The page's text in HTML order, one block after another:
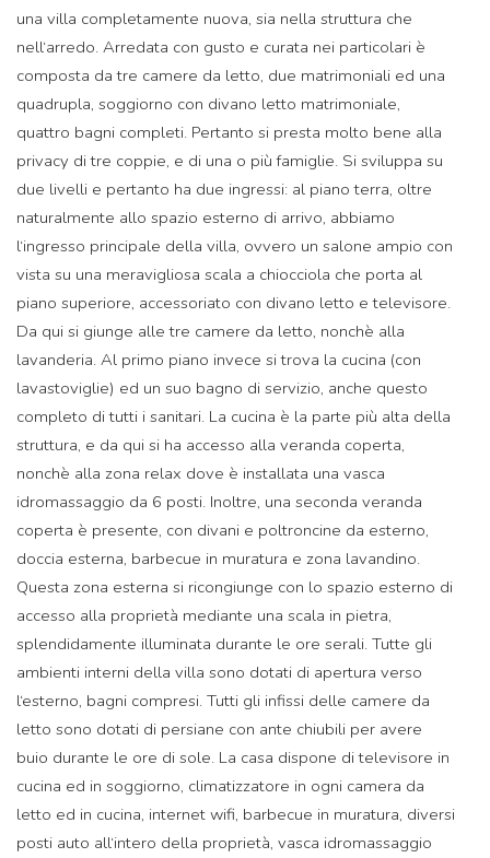
una villa completamente nuova, sia nella struttura che
nell‘arredo. Arredata con gusto e curata nei particolari è
composta da tre camere da letto, due matrimoniali ed una
quadrupla, soggiorno con divano letto matrimoniale,
quattro bagni completi. Pertanto si presta molto bene alla
privacy di tre coppie, e di una o più famiglie. Si sviluppa su
due livelli e pertanto ha due ingressi: al piano terra, oltre
naturalmente allo spazio esterno di arrivo, abbiamo
l‘ingresso principale della villa, ovvero un salone ampio con
vista su una meravigliosa scala a chiocciola che porta al
piano superiore, accessoriato con divano letto e televisore.
Da qui si giunge alle tre camere da letto, nonchè alla
lavanderia. Al primo piano invece si trova la cucina (con
lavastoviglie) ed un suo bagno di servizio, anche questo
completo di tutti i sanitari. La cucina è la parte più alta della
struttura, e da qui si ha accesso alla veranda coperta,
nonchè alla zona relax dove è installata una vasca
idromassaggio da 6 posti. Inoltre, una seconda veranda
coperta è presente, con divani e poltroncine da esterno,
doccia esterna, barbecue in muratura e zona lavandino.
Questa zona esterna si ricongiunge con lo spazio esterno di
accesso alla proprietà mediante una scala in pietra,
splendidamente illuminata durante le ore serali. Tutte gli
ambienti interni della villa sono dotati di apertura verso
l‘esterno, bagni compresi. Tutti gli infissi delle camere da
letto sono dotati di persiane con ante chiubili per avere
buio durante le ore di sole. La casa dispone di televisore in
cucina ed in soggiorno, climatizzatore in ogni camera da
letto ed in cucina, internet wifi, barbecue in muratura, diversi
posti auto all‘intero della proprietà, vasca idromassaggio